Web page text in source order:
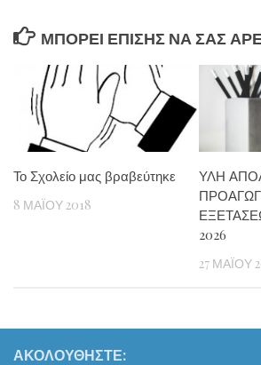
ΜΠΟΡΕΊ ΕΠΊΣΗΣ ΝΑ ΣΑΣ
Το Σχολείο μας βραβεύτηκε
8 ΜΑΪ́ΟΥ 2018
ΥΛΗ
2026
27 ΜΑΪ́ΟΥ
ΑΚΟΛΟΥΘΉΣΤΕ: